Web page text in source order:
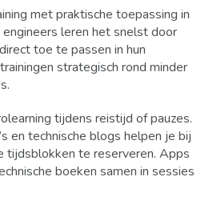
met praktische toepassing in
leren het snelst door
toe te passen in hun
strategisch rond minder
tijdens reistijd of pauzes.
en technische blogs helpen je bij
tijdsblokken te reserveren. Apps
boeken samen in sessies